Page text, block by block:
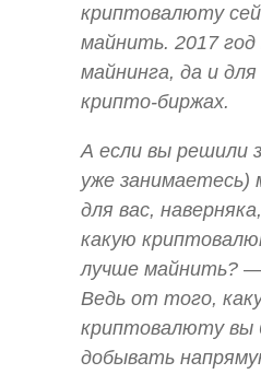
криптовалюту
майнить. 2017
майнинга, да и
крипто-биржах.
А если вы решили
уже занимаетесь)
для вас,
какую
лучше майнить? —
Ведь от того,
криптовалюту вы
добывать